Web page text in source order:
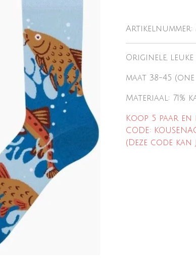
Artikelnummer:
Originele,
maat 38-45
Materiaal: 71%
Koop 5 paar en
CODE:
(Deze code